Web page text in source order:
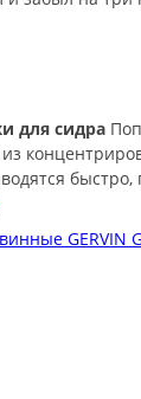
для сидра
быстро,
дюшеса.